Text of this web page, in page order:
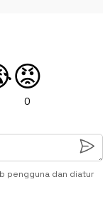
😡
0
pengguna dan diatur